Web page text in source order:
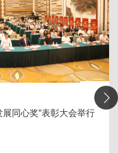
同心奖”表彰大会举行